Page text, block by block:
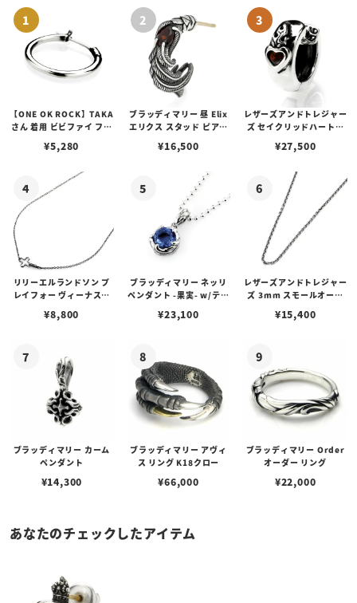
【ONE OK ROCK】TAKA
さん 着用 ビビファイ フー
¥5,280
ブラッディマリー 昼 Elix
エリクス スタッド ピアス
¥16,500
レザーズアンドトレジャー
ズ セイクリッドハートピ
¥27,500
リリーエルランドソン プ
レイフォー ヴィーナスチ
¥8,800
ブラッディマリー ネッリ
ペンダント -果実- w/ティ
¥23,100
レザーズアンドトレジャー
ズ 3mm スモールオーバ
ブスタークラスプ＆LTロ
¥15,400
ブラッディマリー カーム
ペンダント
¥14,300
ブラッディマリー アヴィ
ス リング K18クロー
¥66,000
ブラッディマリー Order
オーダー リング
¥22,000
あなたのチェックしたアイテム